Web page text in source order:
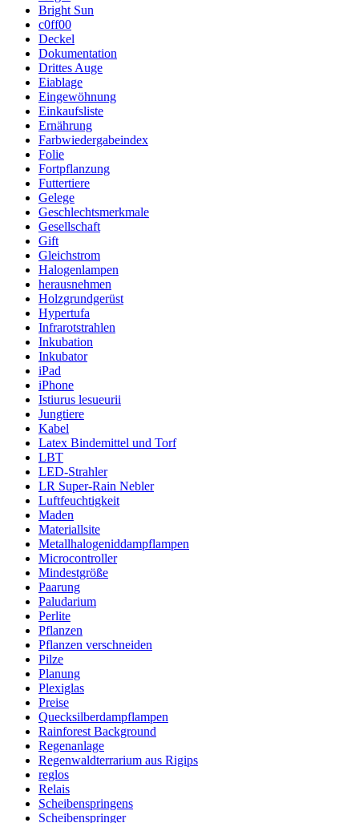
Bright Sun
c0ff00
Deckel
Dokumentation
Drittes Auge
Eiablage
Eingewöhnung
Einkaufsliste
Ernährung
Farbwiedergabeindex
Folie
Fortpflanzung
Futtertiere
Gelege
Geschlechtsmerkmale
Gesellschaft
Gift
Gleichstrom
Halogenlampen
herausnehmen
Holzgrundgerüst
Hypertufa
Infrarotstrahlen
Inkubation
Inkubator
iPad
iPhone
Istiurus lesueurii
Jungtiere
Kabel
Latex Bindemittel und Torf
LBT
LED-Strahler
LR Super-Rain Nebler
Luftfeuchtigkeit
Maden
Materiallsite
Metallhalogeniddampflampen
Microcontroller
Mindestgröße
Paarung
Paludarium
Perlite
Pflanzen
Pflanzen verschneiden
Pilze
Planung
Plexiglas
Preise
Quecksilberdampflampen
Rainforest Background
Regenanlage
Regenwaldterrarium aus Rigips
reglos
Relais
Scheibenspringens
Scheibenspringer